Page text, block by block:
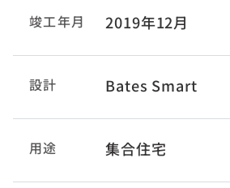
竣工年月 2019年12月
設計 Bates Smart
用途 集合住宅